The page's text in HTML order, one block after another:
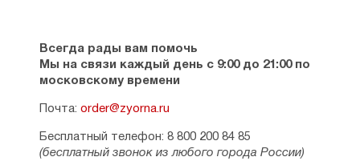
Всегда рады вам помочь
Мы на связи каждый день с 9:00 до 21:00 по
московскому времени
Почта: order@zyorna.ru
Бесплатный телефон: 8 800 200 84 85
(бесплатный звонок из любого города России)